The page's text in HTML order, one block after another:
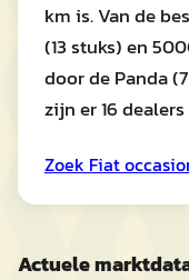
km is. Van de
(13 stuks) en
door de Panda
zijn er 16
Zoek Fiat
Actuele